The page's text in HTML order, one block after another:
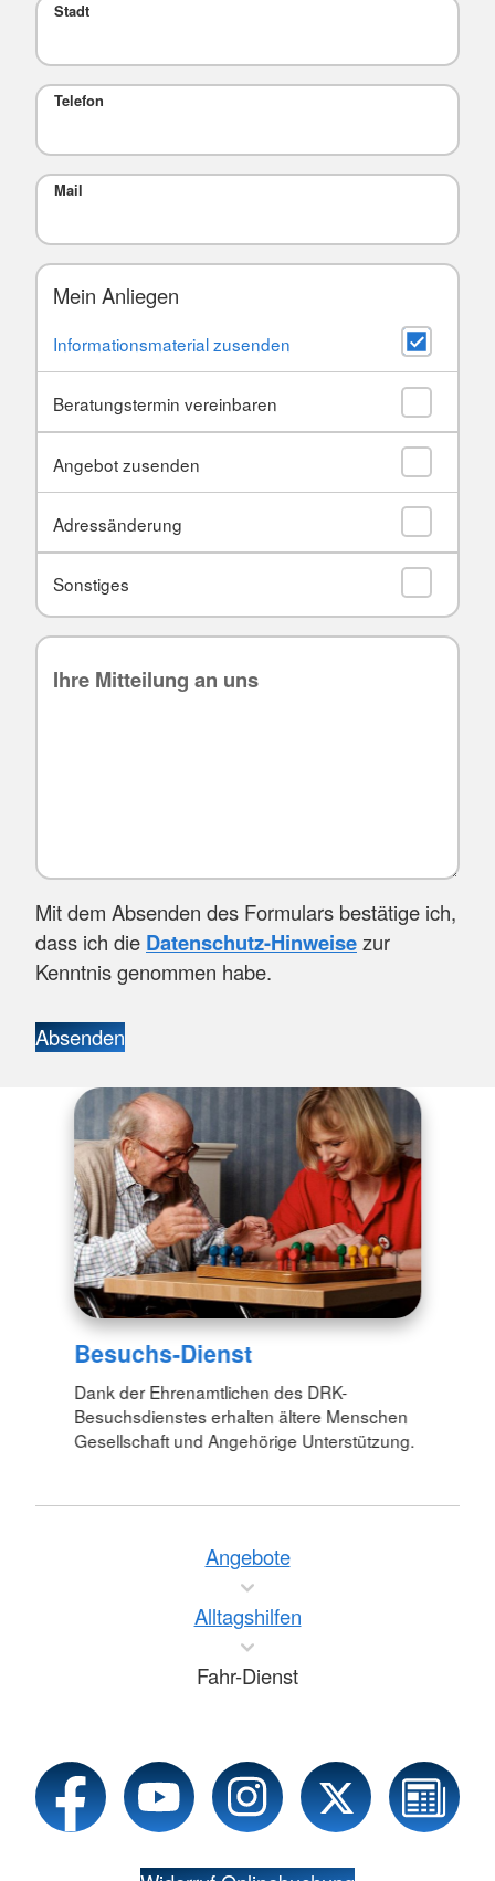
Stadt
Telefon
Mail
Mein Anliegen
Informationsmaterial zusenden
Beratungstermin vereinbaren
Angebot zusenden
Adressänderung
Sonstiges
Mit dem Absenden des Formulars bestätige ich,
dass ich die Datenschutz-Hinweisezur
Kenntnis genommen habe.
Absenden
Besuchs-Dienst
Dank der Ehrenamtlichen des DRK-
Besuchsdienstes erhalten ältere Menschen
Gesellschaft und Angehörige Unterstützung.
Angebote
Alltagshilfen
Fahr-Dienst